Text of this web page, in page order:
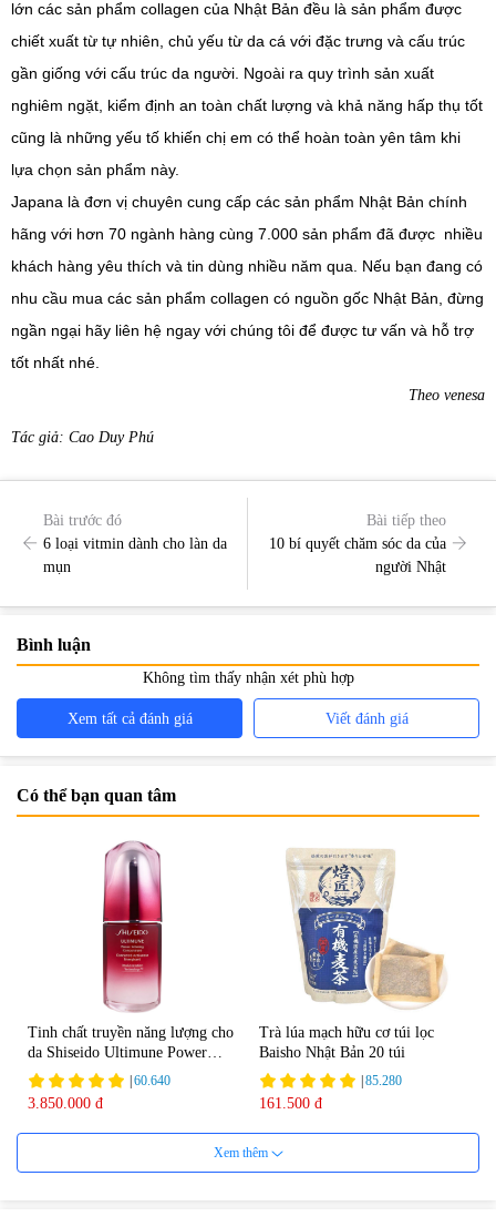
lớn các sản phẩm collagen của Nhật Bản đều là sản phẩm được
chiết xuất từ tự nhiên, chủ yếu từ da cá với đặc trưng và cấu trúc
gần giống với cấu trúc da người. Ngoài ra quy trình sản xuất
nghiêm ngặt, kiểm định an toàn chất lượng và khả năng hấp thụ tốt
cũng là những yếu tố khiến chị em có thể hoàn toàn yên tâm khi
lựa chọn sản phẩm này.
Japana là đơn vị chuyên cung cấp các sản phẩm Nhật Bản chính
hãng với hơn 70 ngành hàng cùng 7.000 sản phẩm đã được nhiều
khách hàng yêu thích và tin dùng nhiều năm qua. Nếu bạn đang có
nhu cầu mua các sản phẩm collagen có nguồn gốc Nhật Bản, đừng
ngần ngại hãy liên hệ ngay với chúng tôi để được tư vấn và hỗ trợ
tốt nhất nhé.
Theo venesa
Tác giả: Cao Duy Phú
Bài trước đó
6 loại vitmin dành cho làn da
mụn
Bài tiếp theo
10 bí quyết chăm sóc da của
người Nhật
Bình luận
Không tìm thấy nhận xét phù hợp
Xem tất cả đánh giá Viết đánh giá
Có thể bạn quan tâm
Tinh chất truyền năng lượng cho
da Shiseido Ultimune Power
75ml
60.640
3.850.000 đ
Trà lúa mạch hữu cơ túi lọc
Baisho Nhật Bản 20 túi
85.280
161.500 đ
Xem thêm